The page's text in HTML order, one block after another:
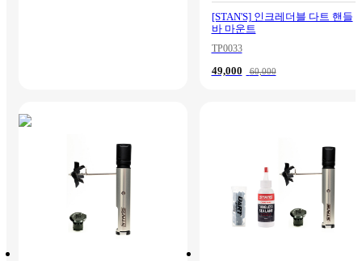
[STAN'S] 인크레더블 다트 핸들
바 마운트
TP0033
49,000 60,000